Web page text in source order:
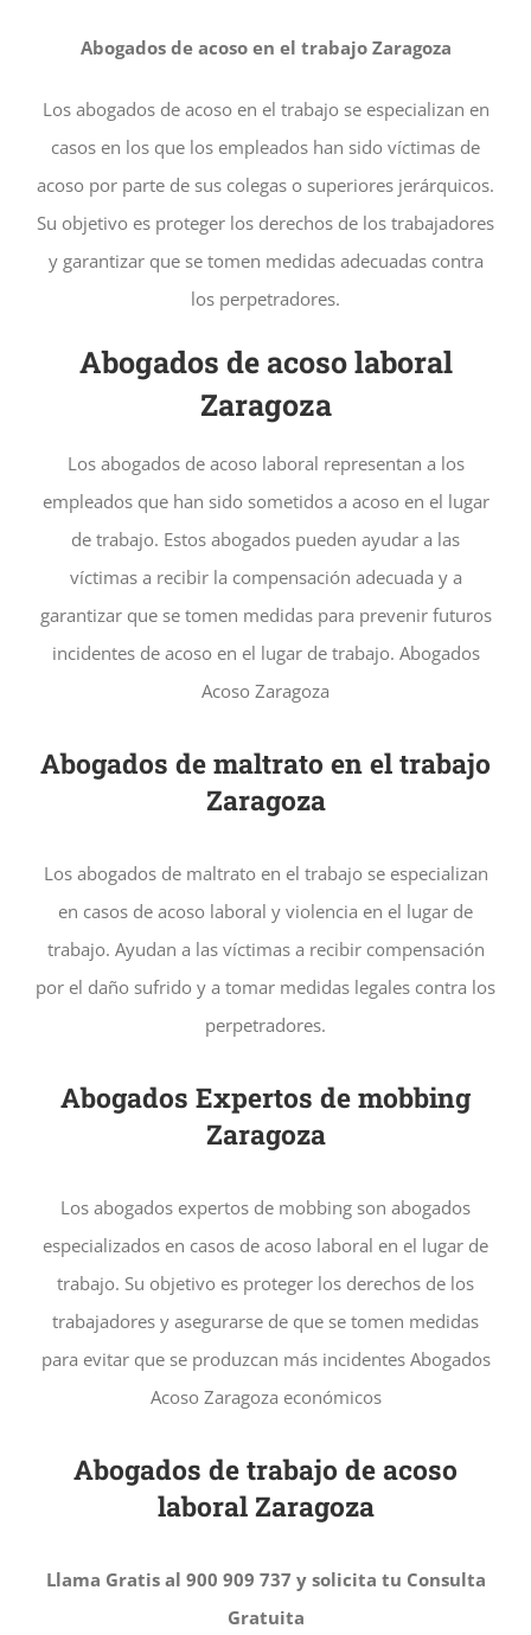
Abogados de acoso en el trabajo Zaragoza
Los abogados de acoso en el trabajo se especializan en
casos en los que los empleados han sido víctimas de
acoso por parte de sus colegas o superiores jerárquicos.
Su objetivo es proteger los derechos de los trabajadores
y garantizar que se tomen medidas adecuadas contra
los perpetradores.
Abogados de acoso laboral
Zaragoza
Los abogados de acoso laboral representan a los
empleados que han sido sometidos a acoso en el lugar
de trabajo. Estos abogados pueden ayudar a las
víctimas a recibir la compensación adecuada y a
garantizar que se tomen medidas para prevenir futuros
incidentes de acoso en el lugar de trabajo. Abogados
Acoso Zaragoza
Abogados de maltrato en el trabajo
Zaragoza
Los abogados de maltrato en el trabajo se especializan
en casos de acoso laboral y violencia en el lugar de
trabajo. Ayudan a las víctimas a recibir compensación
por el daño sufrido y a tomar medidas legales contra los
perpetradores.
Abogados Expertos de mobbing
Zaragoza
Los abogados expertos de mobbing son abogados
especializados en casos de acoso laboral en el lugar de
trabajo. Su objetivo es proteger los derechos de los
trabajadores y asegurarse de que se tomen medidas
para evitar que se produzcan más incidentes Abogados
Acoso Zaragoza económicos
Abogados de trabajo de acoso
laboral Zaragoza
Llama Gratis al 900 909 737 y solicita tu Consulta
Gratuita